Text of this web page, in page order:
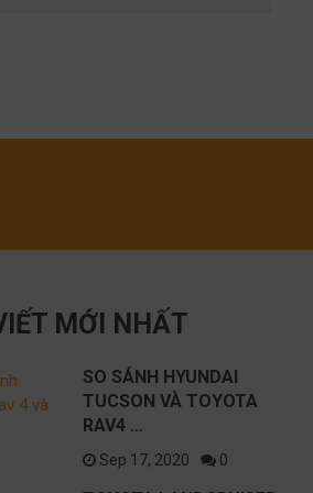
HYUNDAI
RAV4 2021
MỚI NHẤT
SO SÁNH HYUNDAI
TUCSON VÀ TOYOTA
RAV4 …
Sep 17, 2020 0